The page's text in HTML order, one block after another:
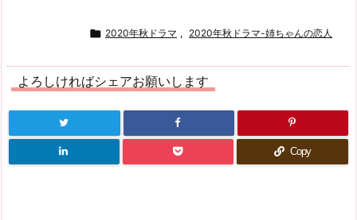
 2020年秋ドラマ , 2020年秋ドラマ-姉ちゃんの恋人
よろしければシェアお願いします
Copy